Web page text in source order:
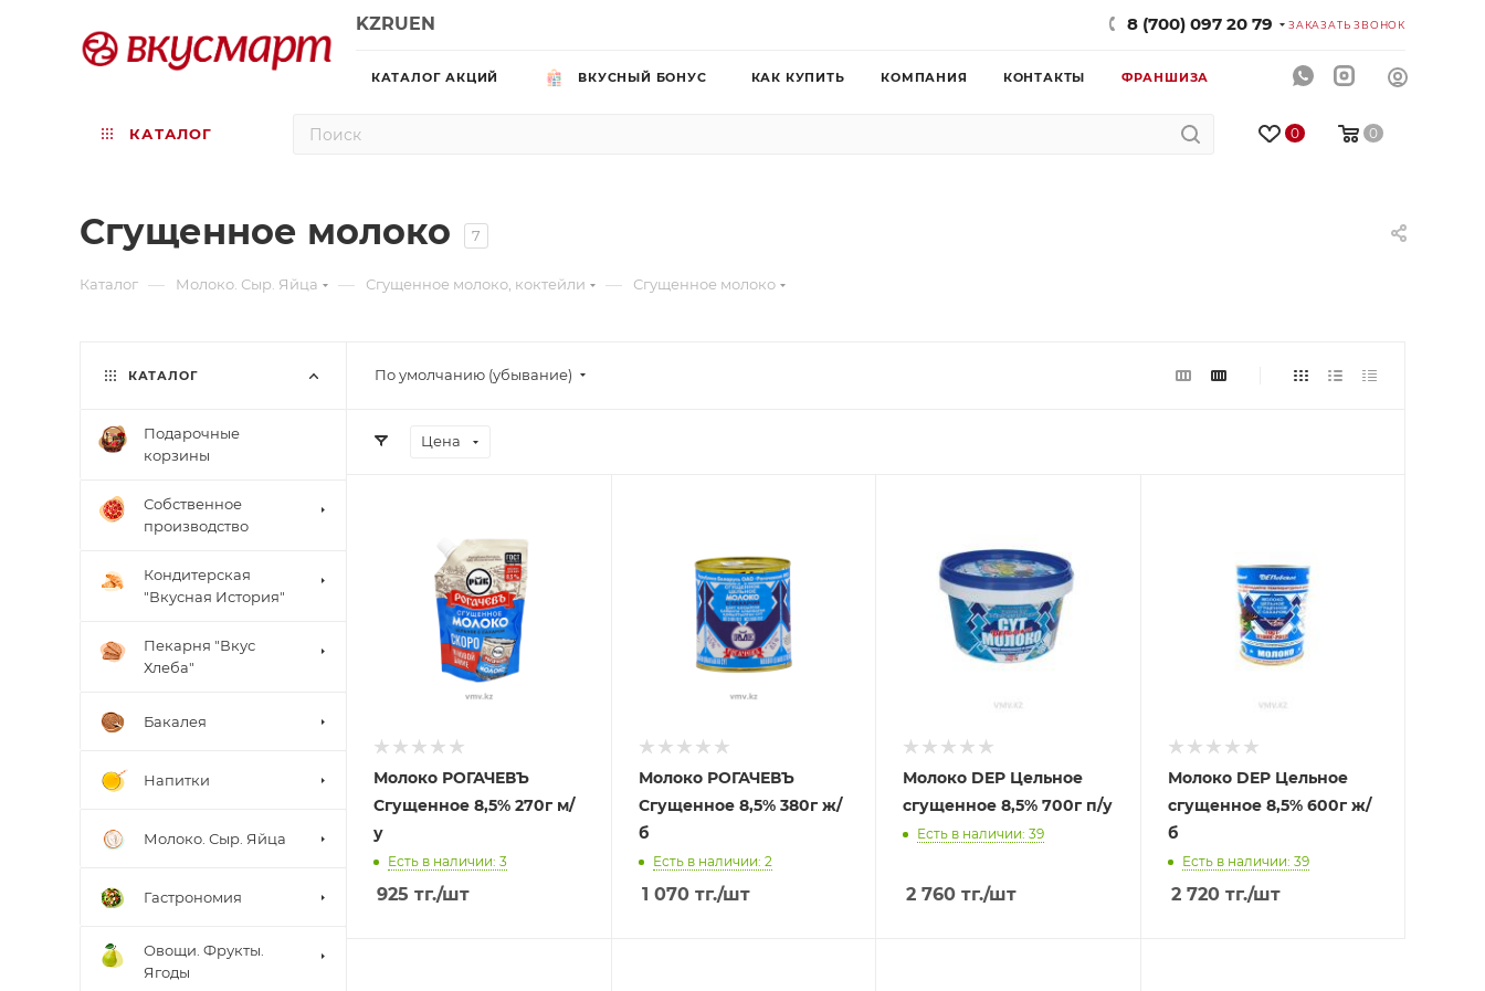
KZRUEN 8 (700) 097 20 79 ЗАКАЗАТЬ ЗВОНОК
КАТАЛОГ АКЦИЙ ВКУСНЫЙ БОНУС КАК КУПИТЬ КОМПАНИЯ КОНТАКТЫ ФРАНШИЗА
0 0
КАТАЛОГ
Сгущенное молоко 7
Каталог — Молоко. Сыр. Яйца — Сгущенное молоко, коктейли — Сгущенное молоко
По умолчанию (убывание)
Цена
Молоко РОГАЧЕВЪ
Сгущенное 8,5% 270г м/
у
Есть в наличии: 3
925 тг./шт
Молоко РОГАЧЕВЪ
Сгущенное 8,5% 380г ж/
б
Есть в наличии: 2
1 070тг./шт
Молоко DEP Цельное
сгущенное 8,5% 700г п/у
Есть в наличии: 39
2 760 тг./шт
Молоко DEP Цельное
сгущенное 8,5% 600г ж/
б
Есть в наличии: 39
2 720тг./шт
КАТАЛОГ
Подарочные
корзины
Собственное
производство
Кондитерская
"Вкусная История"
Пекарня "Вкус
Хлеба"
Бакалея
Напитки
Молоко. Сыр. Яйца
Гастрономия
Овощи. Фрукты.
Ягоды